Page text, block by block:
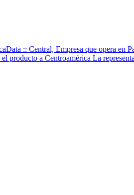
:: Central, Empresa que opera en
producto a Centroamérica La